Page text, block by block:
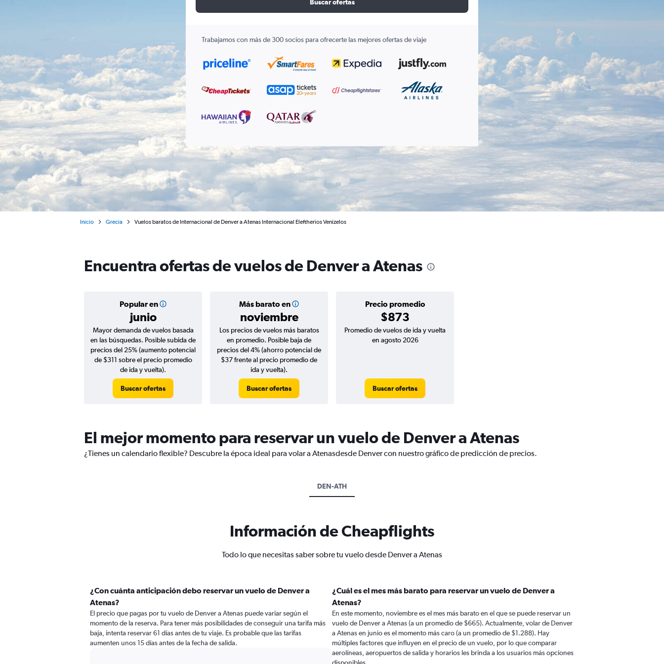
Buscar ofertas
Trabajamos con más de 300 socios para ofrecerte las mejores ofertas de viaje
Inicio Grecia Vuelos baratos de Internacional de Denver a Atenas Internacional Eleftherios Venizelos
Encuentra ofertas de vuelos de Denver a Atenas
Popular en
junio
Más barato en
noviembre
Precio promedio
$873
Mayor demanda de vuelos basada
en las búsquedas. Posible subida de
precios del 25% (aumento potencial
de $311 sobre el precio promedio
de ida y vuelta).
Buscar ofertas
Los precios de vuelos más baratos
en promedio. Posible baja de
precios del 4% (ahorro potencial de
$37 frente al precio promedio de
ida y vuelta).
Buscar ofertas
Promedio de vuelos de ida y vuelta
en agosto 2026
Buscar ofertas
El mejor momento para reservar un vuelo de Denver a Atenas
¿Tienes un calendario flexible? Descubre la época ideal para volar a Atenasdesde Denver con nuestro gráfico de predicción de precios.
DEN-ATH
Información de Cheapflights
Todo lo que necesitas saber sobre tu vuelo desde Denver a Atenas
¿Con cuánta anticipación debo reservar un vuelo de Denver a
Atenas?
El precio que pagas por tu vuelo de Denver a Atenas puede variar según el
momento de la reserva. Para tener más posibilidades de conseguir una tarifa más
baja, intenta reservar 61 días antes de tu viaje. Es probable que las tarifas
aumenten unos 15 días antes de la fecha de salida.
¿Cuál es el mes más barato para reservar un vuelo de Denver a
Atenas?
En este momento, noviembre es el mes más barato en el que se puede reservar un
vuelo de Denver a Atenas (a un promedio de $665). Actualmente, volar de Denver
a Atenas en junio es el momento más caro (a un promedio de $1.288). Hay
múltiples factores que influyen en el precio de un vuelo, por lo que comparar
aerolíneas, aeropuertos de salida y horarios les brinda a los usuarios más opciones